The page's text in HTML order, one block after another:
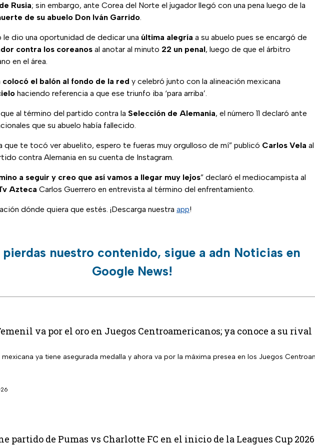
Rusia; sin embargo, ante Corea del Norte el jugador llegó con una pena luego de la
de su abuelo Don Iván Garrido.
le dio una oportunidad de dedicar una última alegría a su abuelo pues se encargó de
contra los coreanos al anotar al minuto 22 un penal, luego de que el árbitro
en el área.
colocó el balón al fondo de la red y celebró junto con la alineación mexicana
haciendo referencia a que ese triunfo iba ‘para arriba’.
al término del partido contra la Selección de Alemania, el número 11 declaró ante
que su abuelo había fallecido.
que te tocó ver abuelito, espero te fueras muy orgulloso de mí” publicó Carlos Vela al
contra Alemania en su cuenta de Instagram.
a seguir y creo que así vamos a llegar muy lejos” declaró el mediocampista al
Azteca Carlos Guerrero en entrevista al término del enfrentamiento.
dónde quiera que estés. ¡Descarga nuestra app!
pierdas nuestro contenido, sigue a adn Noticias en
Google News!
va por el oro en Juegos Centroamericanos; ya conoce a su rival
mexicana ya tiene asegurada medalla y ahora va por la máxima presea en los Juegos
partido de Pumas vs Charlotte FC en el inicio de la Leagues Cup 2026